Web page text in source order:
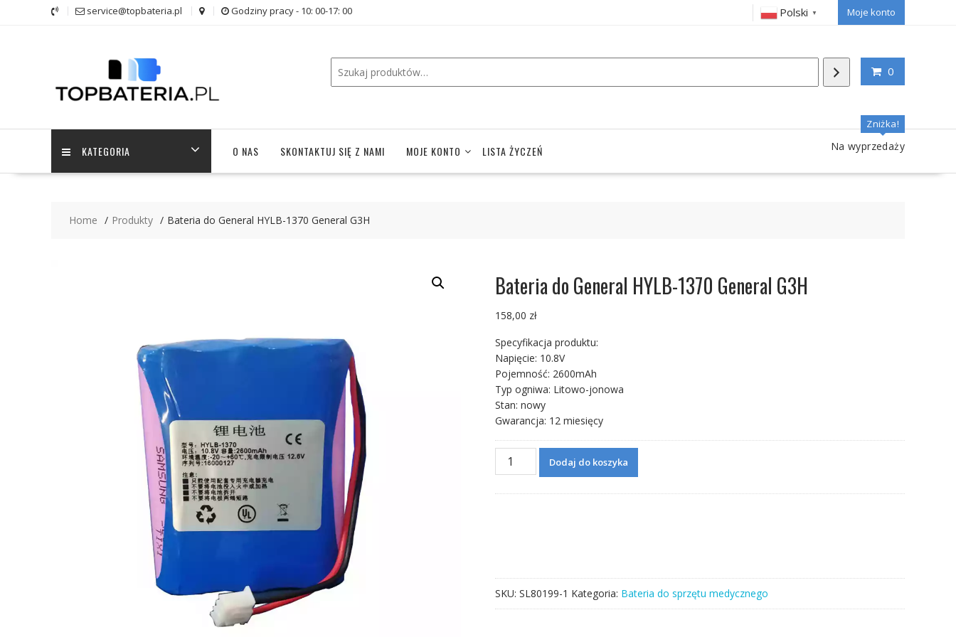
service@topbateria.pl Godziny pracy - 10: 00-17: 00 Polski ▼ Moje konto
0
KATEGORIA O NAS SKONTAKTUJ SIĘ Z NAMI MOJE KONTO LISTA ŻYCZEŃ
Zniżka!
Na wyprzedaży
Home Produkty Bateria do General HYLB-1370 General G3H
Bateria do General HYLB-1370 General G3H
158,00 zł
Specyfikacja produktu:
Napięcie: 10.8V
Pojemność: 2600mAh
Typ ogniwa: Litowo-jonowa
Stan: nowy
Gwarancja: 12 miesięcy
ilość
Dodaj do koszyka
SKU: SL80199-1 Kategoria: Bateria do sprzętu medycznego